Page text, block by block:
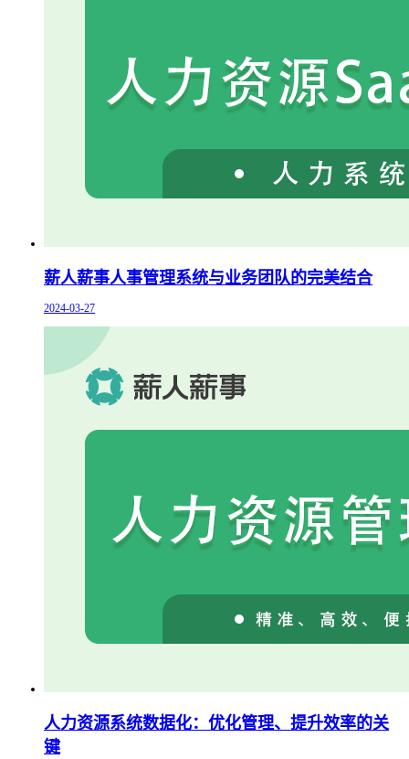
薪人薪事人事管理系统与业务团队的完美结合
2024-03-27
人力资源系统数据化：优化管理、提升效率的关
键